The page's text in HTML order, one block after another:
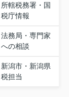
所轄税務署・国
税庁情報
法務局・専門家
への相談
新潟市・新潟県
税担当